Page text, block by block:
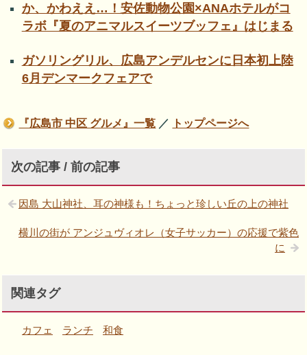
か、かわええ…！安佐動物公園×ANAホテルがコ
ラボ『夏のアニマルスイーツブッフェ』はじまる
ガソリングリル、広島アンデルセンに日本初上陸
6月デンマークフェアで
『広島市 中区 グルメ』一覧 ／ トップページへ
次の記事 / 前の記事
因島 大山神社、耳の神様も！ちょっと珍しい丘の上の神社
横川の街が アンジュヴィオレ（女子サッカー）の応援で紫色
に
関連タグ
カフェ ランチ 和食